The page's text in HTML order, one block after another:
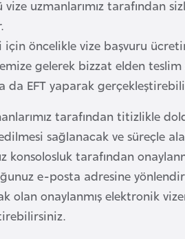
uzmanlarımız tarafından
için öncelikle vize başvuru
gelerek bizzat elden
da EFT yaparak
tarafından titizlikle
sağlanacak ve süreçle
konsolosluk tarafından
e-posta adresine
olan onaylanmış elektronik